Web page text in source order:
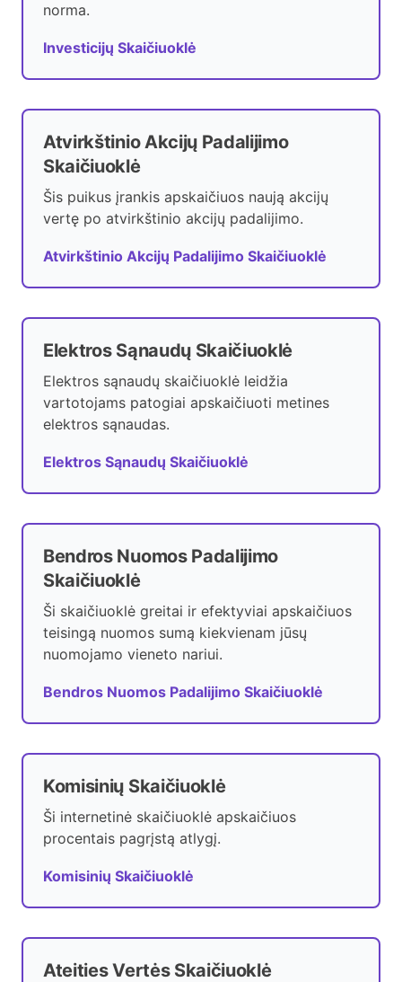
norma.
Investicijų Skaičiuoklė
Atvirkštinio Akcijų Padalijimo
Skaičiuoklė
Šis puikus įrankis apskaičiuos naują akcijų
vertę po atvirkštinio akcijų padalijimo.
Atvirkštinio Akcijų Padalijimo Skaičiuoklė
Elektros Sąnaudų Skaičiuoklė
Elektros sąnaudų skaičiuoklė leidžia
vartotojams patogiai apskaičiuoti metines
elektros sąnaudas.
Elektros Sąnaudų Skaičiuoklė
Bendros Nuomos Padalijimo
Skaičiuoklė
Ši skaičiuoklė greitai ir efektyviai apskaičiuos
teisingą nuomos sumą kiekvienam jūsų
nuomojamo vieneto nariui.
Bendros Nuomos Padalijimo Skaičiuoklė
Komisinių Skaičiuoklė
Ši internetinė skaičiuoklė apskaičiuos
procentais pagrįstą atlygį.
Komisinių Skaičiuoklė
Ateities Vertės Skaičiuoklė